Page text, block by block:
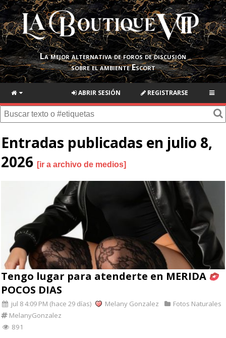
La mejor alternativa de foros de discusión
sobre el ambiente Escort
REGISTRARSE
ABRIR SESIÓN
Entradas publicadas en julio 8,
2026
ir a archivo de medios
Tengo lugar para atenderte en MERIDA
POCOS DIAS
jul 8 4:09 PM (hace 29 días) Melany Gonzalez
Fotos Naturales
MelanyGonzalez
891